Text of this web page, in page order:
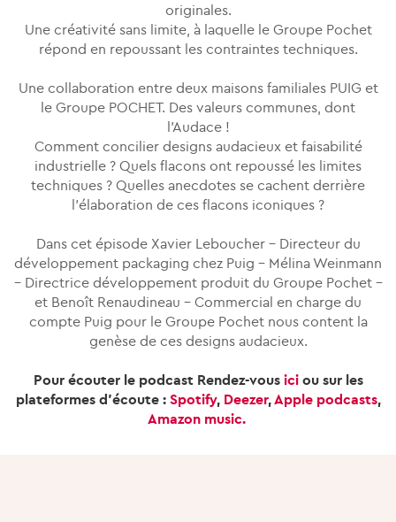
originales.
Une créativité sans limite, à laquelle le Groupe Pochet
répond en repoussant les contraintes techniques.
Une collaboration entre deux maisons familiales PUIG et
le Groupe POCHET. Des valeurs communes, dont
l’Audace !
Comment concilier designs audacieux et faisabilité
industrielle ? Quels flacons ont repoussé les limites
techniques ? Quelles anecdotes se cachent derrière
l’élaboration de ces flacons iconiques ?
Dans cet épisode Xavier Leboucher – Directeur du
développement packaging chez Puig – Mélina Weinmann
– Directrice développement produit du Groupe Pochet –
et Benoît Renaudineau – Commercial en charge du
compte Puig pour le Groupe Pochet nous content la
genèse de ces designs audacieux.
Pour écouter le podcast Rendez-vous iciou sur les
plateformes d’écoute: Spotify, Deezer,Apple podcasts,
Amazon music.